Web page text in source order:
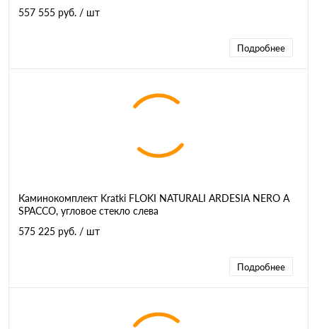
557 555 руб. / шт
Подробнее
Каминокомплект Kratki FLOKI NATURALI ARDESIA NERO A
SPACCO, угловое стекло слева
575 225 руб. / шт
Подробнее